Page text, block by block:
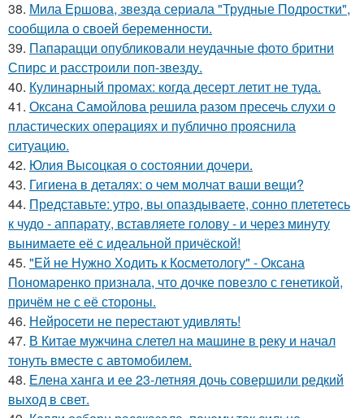
38. Мила Ершова, звезда сериала "Трудные Подростки",
сообщила о своей беременности.
39. Папарацци опубликовали неудачные фото бритни
Спирс и расстроили поп-звезду.
40. Кулинарный промах: когда десерт летит не туда.
41. Оксана Самойлова решила разом пресечь слухи о
пластических операциях и публично прояснила
ситуацию.
42. Юлия Высоцкая о состоянии дочери.
43. Гигиена в деталях: о чем молчат ваши вещи?
44. Представьте: утро, вы опаздываете, сонно плететесь
к чудо - аппарату, вставляете голову - и через минуту
вынимаете её с идеальной причёской!
45. "Ей не Нужно Ходить к Косметологу" - Оксана
Пономаренко признала, что дочке повезло с генетикой,
причём не с её стороны.
46. Нейросети не перестают удивлять!
47. В Китае мужчина слетел на машине в реку и начал
тонуть вместе с автомобилем.
48. Елена ханга и ее 23-летняя дочь совершили редкий
выход в свет.